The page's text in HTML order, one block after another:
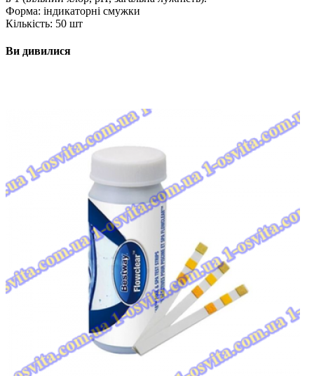
Форма: індикаторні смужки
Кількість: 50 шт
Ви дивилися